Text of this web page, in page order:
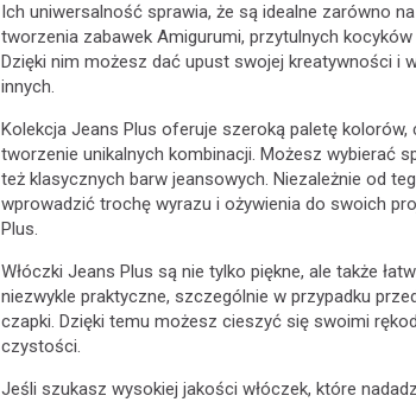
Ich uniwersalność sprawia, że są idealne zarówno
tworzenia zabawek Amigurumi, przytulnych
Dzięki nim możesz dać upust swojej kreatywności i
innych.
Kolekcja Jeans Plus oferuje szeroką paletę
tworzenie unikalnych kombinacji. Możesz wybierać
też klasycznych barw jeansowych. Niezależnie od
wprowadzić trochę wyrazu i ożywienia do swoich
Plus.
Włóczki Jeans Plus są nie tylko piękne, ale także
niezwykle praktyczne, szczególnie w przypadku
czapki. Dzięki temu możesz cieszyć się swoimi
czystości.
Jeśli szukasz wysokiej jakości włóczek, które